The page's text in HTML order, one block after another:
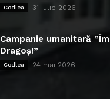
Codlea 31 iulie 2026
Campanie umanitară
Dragoș!”
Codlea 24 mai 2026